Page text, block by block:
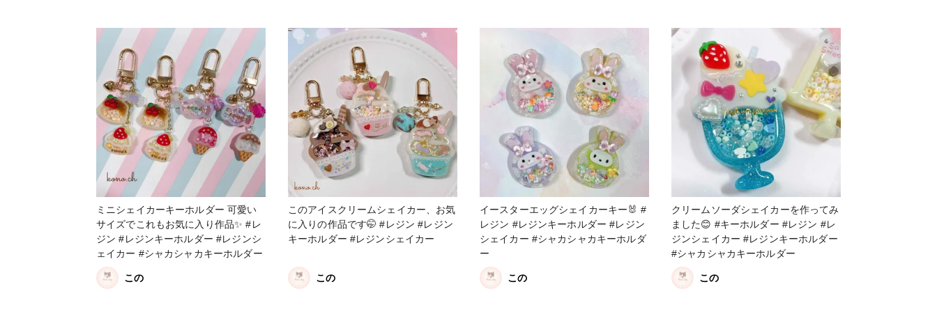
ミニシェイカーキーホルダー 可愛い
サイズでこれもお気に入り作品✨ #レ
ジン #レジンキーホルダー #レジンシ
ェイカー #シャカシャカキーホルダー
この
このアイスクリームシェイカー、お気
に入りの作品です🤭 #レジン #レジン
キーホルダー #レジンシェイカー
この
イースターエッグシェイカーキー🐰 #
レジン #レジンキーホルダー #レジン
シェイカー #シャカシャカキーホルダ
ー
この
クリームソーダシェイカーを作ってみ
ました😊 #キーホルダー #レジン #レ
ジンシェイカー #レジンキーホルダー
#シャカシャカキーホルダー
この